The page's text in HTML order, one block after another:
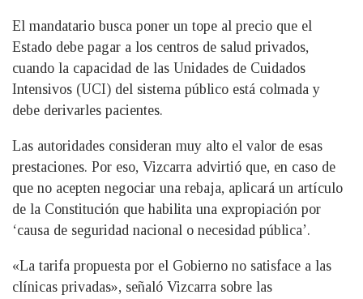
El mandatario busca poner un tope al precio que el
Estado debe pagar a los centros de salud privados,
cuando la capacidad de las Unidades de Cuidados
Intensivos (UCI) del sistema público está colmada y
debe derivarles pacientes.
Las autoridades consideran muy alto el valor de esas
prestaciones. Por eso, Vizcarra advirtió que, en caso de
que no acepten negociar una rebaja, aplicará un artículo
de la Constitución que habilita una expropiación por
‘causa de seguridad nacional o necesidad pública’.
«La tarifa propuesta por el Gobierno no satisface a las
clínicas privadas», señaló Vizcarra sobre las